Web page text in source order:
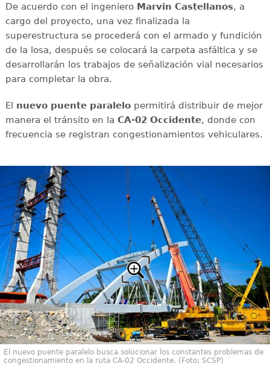
De acuerdo con el ingeniero Marvin Castellanos, a
cargo del proyecto, una vez finalizada la
superestructura se procederá con el armado y fundición
de la losa, después se colocará la carpeta asfáltica y se
desarrollarán los trabajos de señalización vial necesarios
para completar la obra.
El nuevo puente paralelopermitirá distribuir de mejor
manera el tránsito en la CA-02 Occidente, donde con
frecuencia se registran congestionamientos vehiculares.
El nuevo puente paralelo busca solucionar los constantes problemas de
congestionamiento en la ruta CA-02 Occidente. (Foto: SCSP)